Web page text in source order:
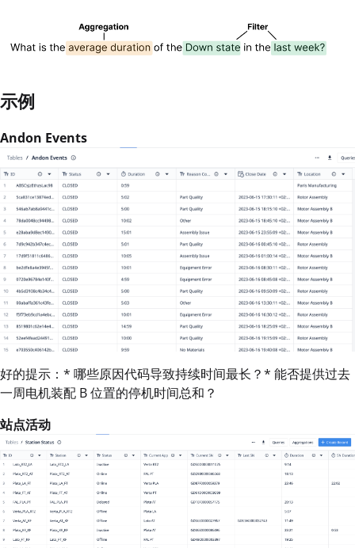
示例
Andon Events
好的提示：* 哪些原因代码导致持续时间最长？* 能否提供过去
一周电机装配 B 位置的停机时间总和？
站点活动